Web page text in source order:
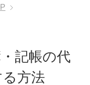
記帳の代
方法